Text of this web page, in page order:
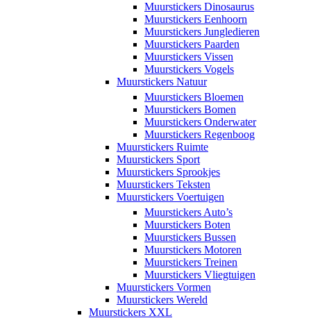
Muurstickers Dinosaurus
Muurstickers Eenhoorn
Muurstickers Jungledieren
Muurstickers Paarden
Muurstickers Vissen
Muurstickers Vogels
Muurstickers Natuur
Muurstickers Bloemen
Muurstickers Bomen
Muurstickers Onderwater
Muurstickers Regenboog
Muurstickers Ruimte
Muurstickers Sport
Muurstickers Sprookjes
Muurstickers Teksten
Muurstickers Voertuigen
Muurstickers Auto’s
Muurstickers Boten
Muurstickers Bussen
Muurstickers Motoren
Muurstickers Treinen
Muurstickers Vliegtuigen
Muurstickers Vormen
Muurstickers Wereld
Muurstickers XXL